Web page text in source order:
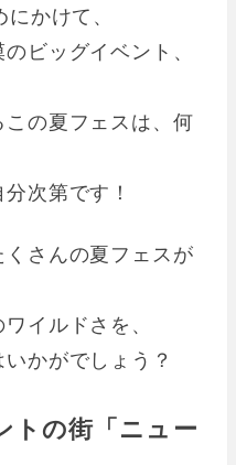
かけて、
ビッグイベント、
の夏フェスは、何
次第です！
さんの夏フェスが
イルドさを、
かがでしょう？
トの街「ニュー